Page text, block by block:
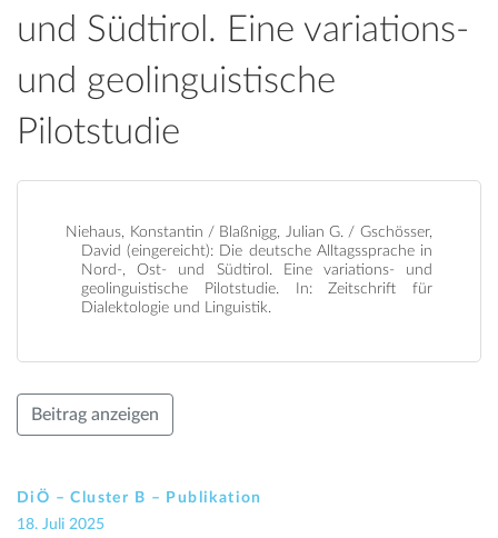
und Südtirol. Eine variations-
und geolinguistische
Pilotstudie
Niehaus, Konstantin / Blaßnigg, Julian G. / Gschösser,
David (eingereicht): Die deutsche Alltagssprache in
Nord-, Ost- und Südtirol. Eine variations- und
geolinguistische Pilotstudie. In: Zeitschrift für
Dialektologie und Linguistik.
Beitrag anzeigen
DiÖ – Cluster B – Publikation
18. Juli 2025